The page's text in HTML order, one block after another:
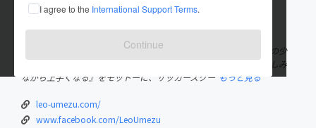
I agree to the International Support Terms.
Continue
在住国：日本 現在地：未設定
出身国：日本 出身地：未設定
サッカーの指導歴20年のプロサッカーコーチ 指導開始当初は地域の少
年団で指導を行い、25歳でプロのサッカーの指導者となる。 『楽しみ
ながら上手くなる』をモットーに、サッカースクー もっと見る
leo-umezu.com/
www.facebook.com/LeoUmezu